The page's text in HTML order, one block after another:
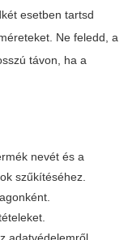
esetben tartsd
Ne feledd, a
távon, ha a
nevét és a
szűkítéséhez.